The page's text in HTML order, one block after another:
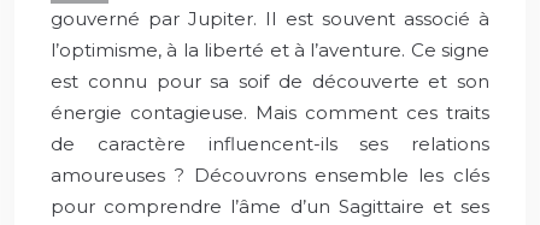
gouverné par Jupiter. Il est souvent associé à
l’optimisme, à la liberté et à l’aventure. Ce signe
est connu pour sa soif de découverte et son
énergie contagieuse. Mais comment ces traits
de caractère influencent-ils ses relations
amoureuses ? Découvrons ensemble les clés
pour comprendre l’âme d’un Sagittaire et ses